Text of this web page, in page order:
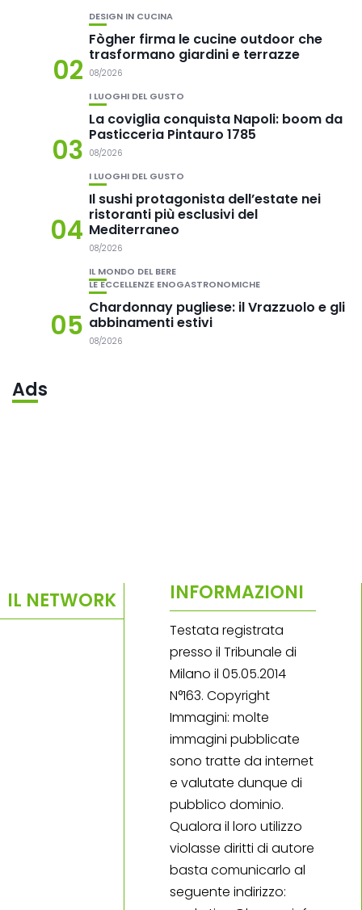
02
DESIGN IN CUCINA
Fògher firma le cucine outdoor che
trasformano giardini e terrazze
08/2026
03
I LUOGHI DEL GUSTO
La coviglia conquista Napoli: boom da
Pasticceria Pintauro 1785
08/2026
04
I LUOGHI DEL GUSTO
Il sushi protagonista dell’estate nei
ristoranti più esclusivi del
Mediterraneo
08/2026
05
IL MONDO DEL BERE
LE ECCELLENZE ENOGASTRONOMICHE
Chardonnay pugliese: il Vrazzuolo e gli
abbinamenti estivi
08/2026
Ads
IL NETWORK INFORMAZIONI
Testata registrata
presso il Tribunale di
Milano il 05.05.2014
N°163. Copyright
Immagini: molte
immagini pubblicate
sono tratte da internet
e valutate dunque di
pubblico dominio.
Qualora il loro utilizzo
violasse diritti di autore
basta comunicarlo al
seguente indirizzo: